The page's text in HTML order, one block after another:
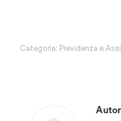
Categoria: Previdenza e